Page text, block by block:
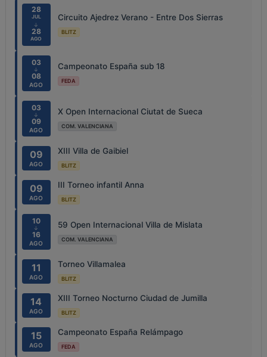
28
JUL
↓
28
AGO
Circuito Ajedrez Verano - Entre Dos Sierras
BLITZ
03
↓
08
AGO
Campeonato España sub 18
FEDA
03
↓
09
AGO
X Open Internacional Ciutat de Sueca
COM. VALENCIANA
09
AGO
XIII Villa de Gaibiel
BLITZ
09
AGO
III Torneo infantil Anna
BLITZ
10
↓
16
AGO
59 Open Internacional Villa de Mislata
COM. VALENCIANA
11
AGO
Torneo Villamalea
BLITZ
14
AGO
XIII Torneo Nocturno Ciudad de Jumilla
BLITZ
15
AGO
Campeonato España Relámpago
FEDA